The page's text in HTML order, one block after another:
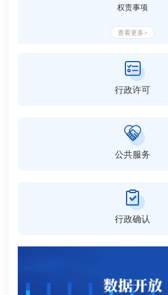
权责事项
查看更多>
行政许可
公共服务
行政确认